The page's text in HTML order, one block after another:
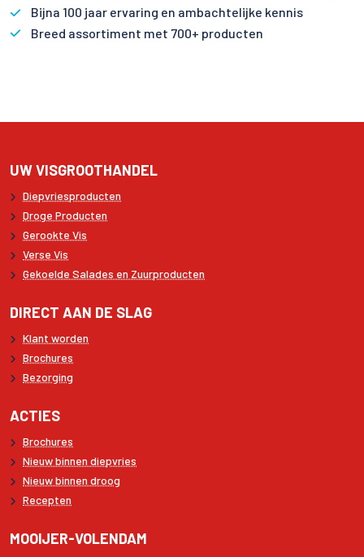
Bijna 100 jaar ervaring en ambachtelijke kennis
Breed assortiment met 700+ producten
UW VISGROOTHANDEL
Diepvriesproducten
Droge Producten
Gerookte Vis
Verse Vis
Gekoelde Salades en Zuurproducten
DIRECT AAN DE SLAG
Klant worden
Brochures
Bezorging
ACTIES
Brochures
Nieuw binnen diepvries
Nieuw binnen droog
Recepten
MOOIJER-VOLENDAM